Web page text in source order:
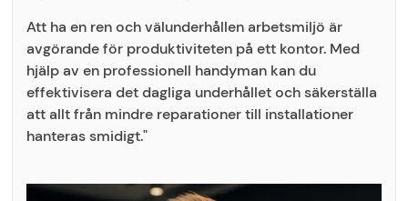
Att ha en ren och välunderhållen arbetsmiljö är
avgörande för produktiviteten på ett kontor. Med
hjälp av en professionell handyman kan du
effektivisera det dagliga underhållet och säkerställa
att allt från mindre reparationer till installationer
hanteras smidigt."